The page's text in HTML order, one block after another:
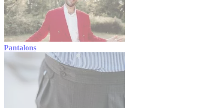
Pantalons